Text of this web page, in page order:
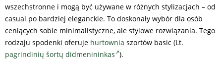
wszechstronne i mogą być używane w różnych stylizacjach – od
casual po bardziej eleganckie. To doskonały wybór dla osób
ceniących sobie minimalistyczne, ale stylowe rozwiązania. Tego
rodzaju spodenki oferuje hurtownia szortów basic (Lt.
pagrindinių šortų didmenininkas ).